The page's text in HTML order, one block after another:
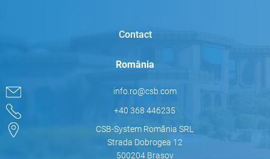
Contact
România
info.ro@csb.com
+40 368 446235
CSB-System România SRL
Strada Dobrogea 12
500204 Brașov